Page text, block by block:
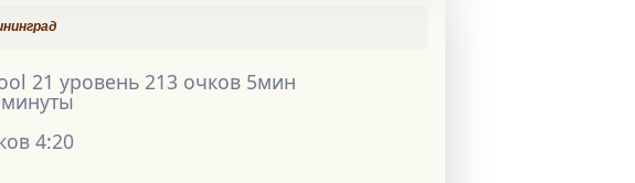
21 уровень 213 очков 5мин
4:20